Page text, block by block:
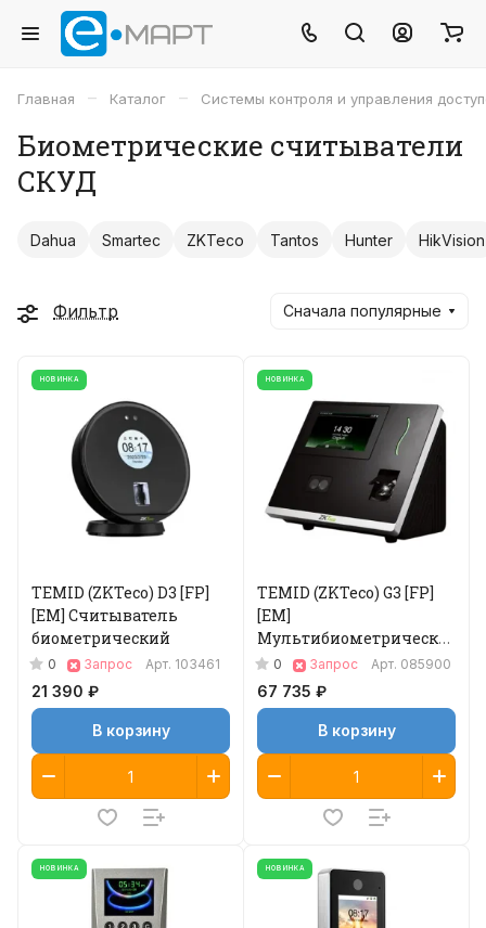
Главная – Каталог – Системы контроля и управления
Биометрические считыватели
СКУД
Dahua Smartec ZKTeco Tantos Hunter HikVision
Фильтр Сначала популярные
НОВИНКА
TEMID (ZKTeco) D3 [FP]
[EM] Считыватель
биометрический
0 Запрос Арт. 103461
21 390 ₽
В корзину
НОВИНКА
TEMID (ZKTeco) G3 [FP]
[EM]
Мультибиометрический
терминал учета
рабочего времени
0 Запрос Арт. 085900
67 735 ₽
В корзину
НОВИНКА НОВИНКА